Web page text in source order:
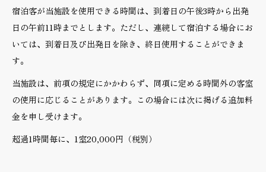
宿泊客が当施設を使用できる時間は、到着日の午後3時から出発
日の午前11時までとします。ただし、連続して宿泊する場合にお
いては、到着日及び出発日を除き、終日使用することができま
す。
当施設は、前項の規定にかかわらず、同項に定める時間外の客室
の使用に応じることがあります。この場合には次に掲げる追加料
金を申し受けます。
超過1時間毎に、1室20,000円（税別）